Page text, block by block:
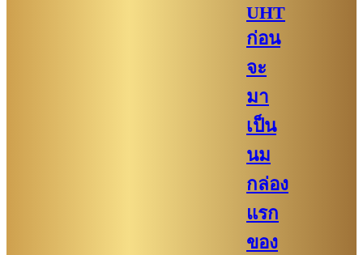
UHT
ก่อน
จะ
มา
เป็น
นม
กล่อง
แรก
ของ